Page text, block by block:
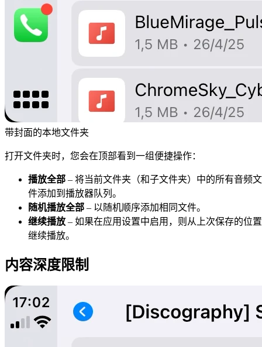
带封面的本地文件夹
打开文件夹时，您会在顶部看到一组便捷操作：
播放全部 – 将当前文件夹（和子文件夹）中的所有音频文
件添加到播放器队列。
随机播放全部 – 以随机顺序添加相同文件。
继续播放 – 如果在应用设置中启用，则从上次保存的位置
继续播放。
内容深度限制